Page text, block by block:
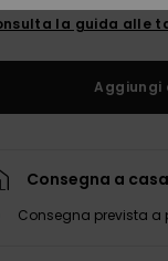
la guida alle
Aggiungi
Consegna a
Consegna prevista a